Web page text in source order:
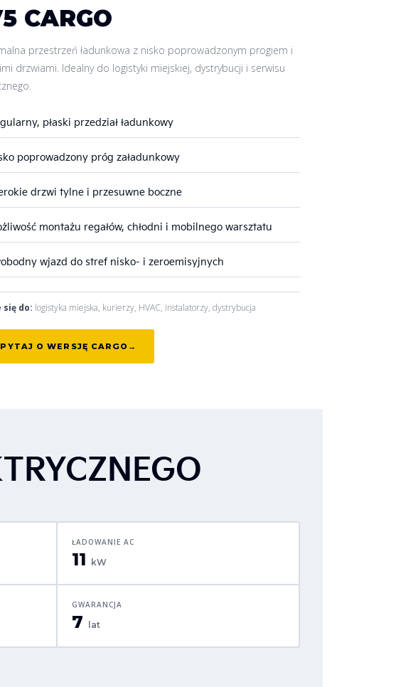
CARGO
przestrzeń ładunkowa z nisko poprowadzonym progiem i
drzwiami. Idealny do logistyki miejskiej, dystrybucji i serwisu
płaski przedział ładunkowy
poprowadzony próg załadunkowy
drzwi tylne i przesuwne boczne
montażu regałów, chłodni i mobilnego warsztatu
wjazd do stref nisko- i zeroemisyjnych
się do: logistyka miejska, kurierzy, HVAC, instalatorzy, dystrybucja
O WERSJĘ CARGO
ŁADOWANIE AC
11 kW
GWARANCJA
7 lat